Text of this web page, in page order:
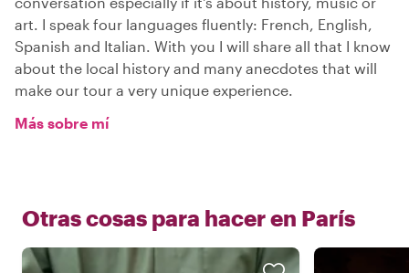
art. I speak four languages fluently: French, English,
Spanish and Italian. With you I will share all that I know
about the local history and many anecdotes that will
make our tour a very unique experience.
Más sobre mí
Otras cosas para hacer en París